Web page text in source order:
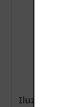
Iluzo